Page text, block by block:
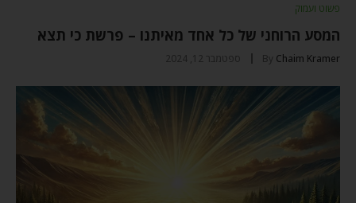
פשוט ועמוק
המסע הרוחני של כל אחד מאיתנו – פרשת כי תצא
By Chaim Kramer ספטמבר 12, 2024